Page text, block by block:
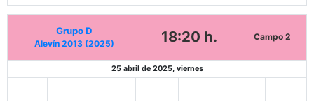
Grupo D
Alevín 2013 (2025) 18:20 h. Campo 2
25 abril de 2025, viernes